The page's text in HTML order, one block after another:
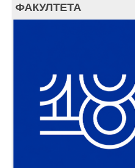
ФАКУЛТЕТА